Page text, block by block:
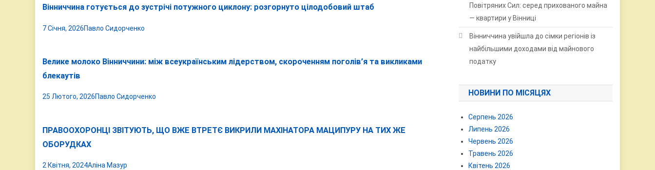
Вінниччина готується до зустрічі потужного циклону: розгорнуто цілодобовий штаб
7 Січня, 2026Павло Сидорченко
Велике молоко Вінниччини: між всеукраїнським лідерством, скороченням поголів’я та викликами
блекаутів
25 Лютого, 2026Павло Сидорченко
ПРАВООХОРОНЦІ ЗВІТУЮТЬ, ЩО ВЖЕ ВТРЕТЄ ВИКРИЛИ МАХІНАТОРА МАЦИПУРУ НА ТИХ ЖЕ
ОБОРУДКАХ
2 Квітня, 2024Аліна Мазур
Повітряних Сил: серед прихованого майна
— квартири у Вінниці
Вінниччина увійшла до сімки регіонів із
найбільшими доходами від майнового
податку
НОВИНИ ПО МІСЯЦЯХ
Серпень 2026
Липень 2026
Червень 2026
Травень 2026
Квітень 2026